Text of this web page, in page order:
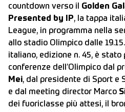
countdown verso il Golden
Presented by IP, la tappa
League, in programma nella
allo stadio Olimpico dalle
italiano, edizione n. 45, è
conferenze dell’Olimpico dal
Mei, dal presidente di Sport e
e dal meeting director Marco
dei fuoriclasse più attesi, il